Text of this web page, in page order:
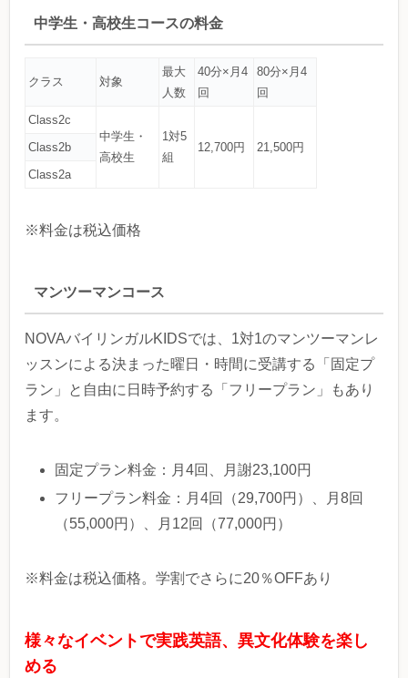
中学生・高校生コースの料金
クラス 対象
最大
人数
40分×月4
回
80分×月4
回
Class2c
中学生・
高校生
1対5
組
12,700円 21,500円
Class2b
Class2a
※料金は税込価格
マンツーマンコース
NOVAバイリンガルKIDSでは、1対1のマンツーマンレ
ッスンによる決まった曜日・時間に受講する「固定プ
ラン」と自由に日時予約する「フリープラン」もあり
ます。
固定プラン料金：月4回、月謝23,100円
フリープラン料金：月4回（29,700円）、月8回
（55,000円）、月12回（77,000円）
※料金は税込価格。学割でさらに20％OFFあり
様々なイベントで実践英語、異文化体験を楽し
める